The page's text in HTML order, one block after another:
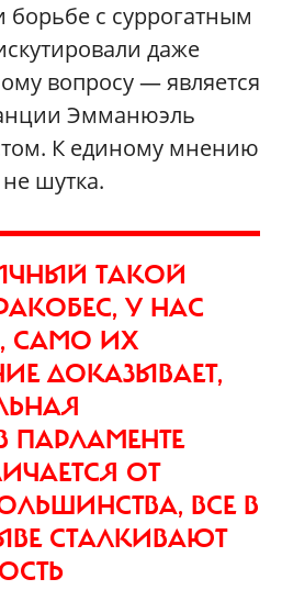
борьбе с суррогатным
даже
вопросу — является
Эмманюэль
К единому мнению
шутка.
ТАКОЙ
У НАС
САМО ИХ
ДОКАЗЫВАЕТ,
ОТ
ВСЕ В
СТАЛКИВАЮТ